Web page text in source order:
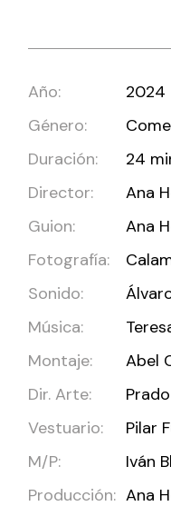
Año:
2024
Género:
Duración:
24
Director:
Ana
Guion:
Ana
Fotografía:
Sonido:
Música:
Montaje:
Abel
Dir. Arte:
Vestuario:
Pilar
M/P:
Iván
Producción: Ana